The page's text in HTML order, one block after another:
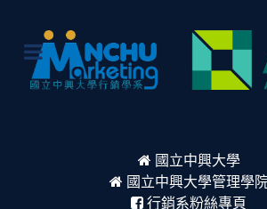
國立中興大學
國立中興大學管理學
行銷系粉絲專頁